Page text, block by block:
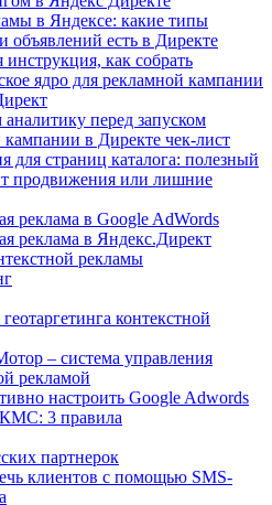
в Яндексе: какие типы
объявлений есть в Директе
как собрать
ядро для рекламной кампании
перед запуском
кампании в Директе чек-лист
для страниц каталога: полезный
продвижения или лишние
реклама в Google AdWords
реклама в Яндекс.Директ
рекламы
контекстной
– система управления
рекламой
настроить Google Adwords
3 правила
партнерок
клиентов с помощью SMS-